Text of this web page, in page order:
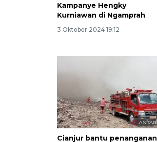
Kampanye Hengky
Kurniawan di Ngamprah
3 Oktober 2024 19:12
Cianjur bantu penanganan